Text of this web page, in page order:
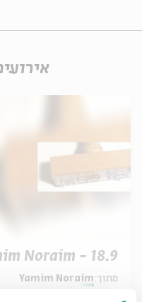
Noraim - 18.9
מתוך: Yamim Noraim